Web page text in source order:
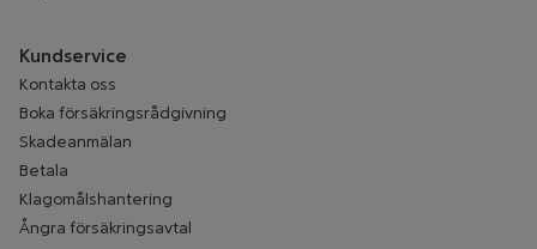
Kundservice
Kontakta oss
Boka försäkringsrådgivning
Skadeanmälan
Betala
Klagomålshantering
Ångra försäkringsavtal